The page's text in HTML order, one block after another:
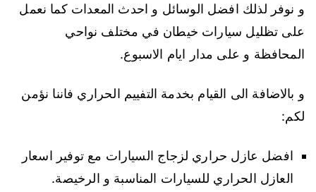
و نوفر لذلك افضل الوسائل و احدث المعدات كما نعمل
على تظليل سيارات خيطان في مختلف نواحي
المحافظة و على مدار ايام الاسبوع.
و بالاضافة الى القيام بخدمة التفييم الحراري فاننا نؤمن
لكم:
افضل عازل حراري لزجاج السيارات مع توفير اسعار
العازل الحراري للسيارات المناسبة و الرخيصة.